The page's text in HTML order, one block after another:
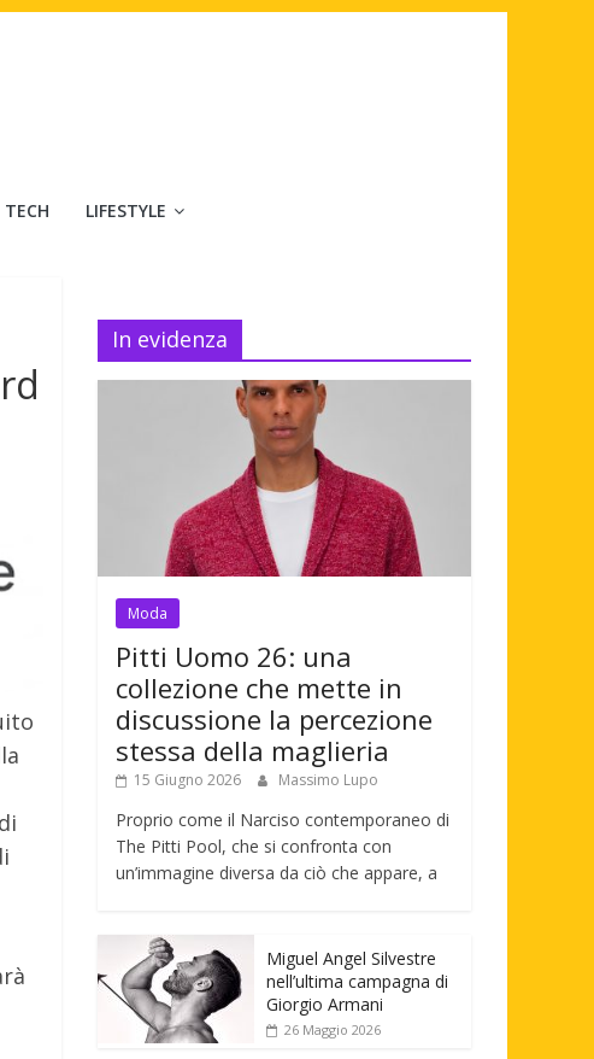
TECH LIFESTYLE
In evidenza
Moda
Pitti Uomo 26: una
collezione che mette in
discussione la percezione
stessa della maglieria
15 Giugno 2026 Massimo Lupo
Proprio come il Narciso contemporaneo di
The Pitti Pool, che si confronta con
un’immagine diversa da ciò che appare, a
Miguel Angel Silvestre
nell’ultima campagna di
Giorgio Armani
26 Maggio 2026